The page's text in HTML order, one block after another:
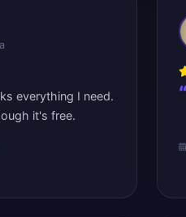
everything I need.
it's free.